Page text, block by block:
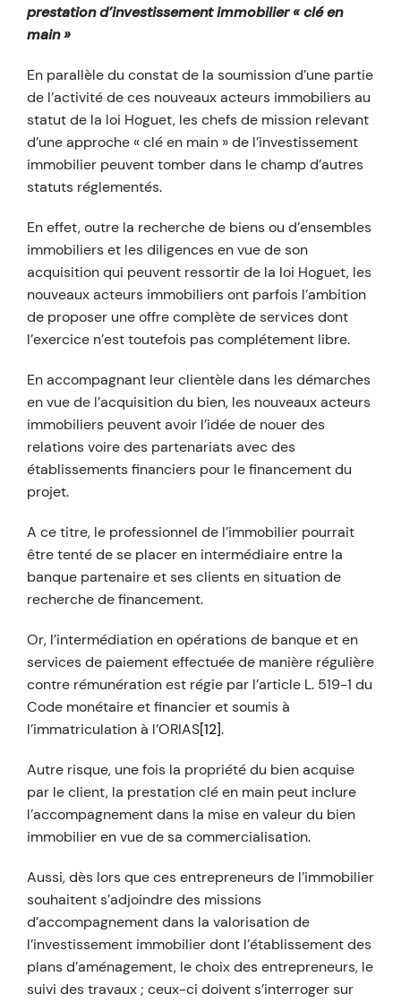
prestation d’investissement immobilier « clé en
main »
En parallèle du constat de la soumission d’une partie
de l’activité de ces nouveaux acteurs immobiliers au
statut de la loi Hoguet, les chefs de mission relevant
d’une approche « clé en main » de l’investissement
immobilier peuvent tomber dans le champ d’autres
statuts réglementés.
En effet, outre la recherche de biens ou d’ensembles
immobiliers et les diligences en vue de son
acquisition qui peuvent ressortir de la loi Hoguet, les
nouveaux acteurs immobiliers ont parfois l’ambition
de proposer une offre complète de services dont
l’exercice n’est toutefois pas complétement libre.
En accompagnant leur clientèle dans les démarches
en vue de l’acquisition du bien, les nouveaux acteurs
immobiliers peuvent avoir l’idée de nouer des
relations voire des partenariats avec des
établissements financiers pour le financement du
projet.
A ce titre, le professionnel de l’immobilier pourrait
être tenté de se placer en intermédiaire entre la
banque partenaire et ses clients en situation de
recherche de financement.
Or, l’intermédiation en opérations de banque et en
services de paiement effectuée de manière régulière
contre rémunération est régie par l’article L. 519-1 du
Code monétaire et financier et soumis à
l’immatriculation à l’ORIAS[12].
Autre risque, une fois la propriété du bien acquise
par le client, la prestation clé en main peut inclure
l’accompagnement dans la mise en valeur du bien
immobilier en vue de sa commercialisation.
Aussi, dès lors que ces entrepreneurs de l’immobilier
souhaitent s’adjoindre des missions
d’accompagnement dans la valorisation de
l’investissement immobilier dont l’établissement des
plans d’aménagement, le choix des entrepreneurs, le
suivi des travaux ; ceux-ci doivent s’interroger sur